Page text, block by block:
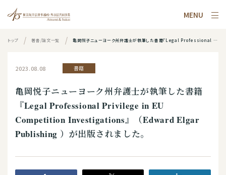
MENU
トップ 著書/論文一覧 亀岡悦子ニューヨーク州弁護士が執筆した書籍『Legal Professional Privilege in EU Competition Investigations』（Edward Elgar Publishing ）が出版されました。
2023.08.08 書籍
亀岡悦子ニューヨーク州弁護士が執筆した書籍
『Legal Professional Privilege in EU
Competition Investigations』（Edward Elgar
Publishing ）が出版されました。